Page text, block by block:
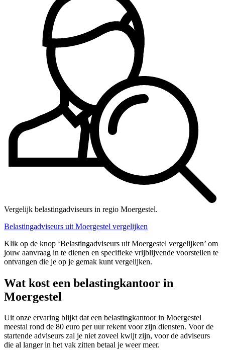
Vergelijk belastingadviseurs in regio Moergestel.
Belastingadviseurs uit Moergestel vergelijken
Klik op de knop ‘Belastingadviseurs uit Moergestel vergelijken’ om
jouw aanvraag in te dienen en specifieke vrijblijvende voorstellen te
ontvangen die je op je gemak kunt vergelijken.
Wat kost een belastingkantoor in
Moergestel
Uit onze ervaring blijkt dat een belastingkantoor in Moergestel
meestal rond de 80 euro per uur rekent voor zijn diensten. Voor de
startende adviseurs zal je niet zoveel kwijt zijn, voor de adviseurs
die al langer in het vak zitten betaal je weer meer.